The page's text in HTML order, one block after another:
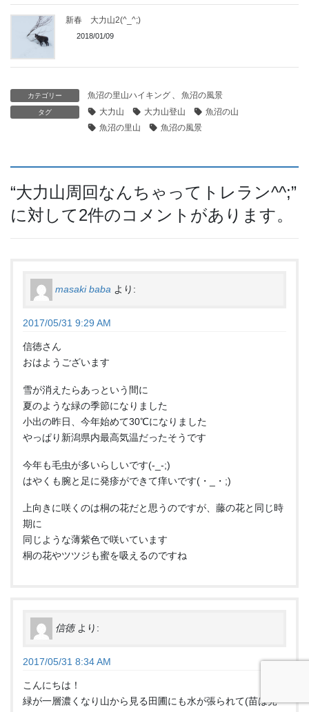
新春 大力山2(^_^;)
2018/01/09
カテゴリー 魚沼の里山ハイキング 、 魚沼の風景
タグ 大力山 大力山登山
魚沼の山
魚沼の里山
魚沼の風景
“大力山周回なんちゃってトレラン^^;”
に対して2件のコメントがあります。
masaki baba より:
2017/05/31 9:29 AM
信徳さん
おはようございます
雪が消えたらあっという間に
夏のような緑の季節になりました
小出の昨日、今年始めて30℃になりました
やっぱり新潟県内最高気温だったそうです
今年も毛虫が多いらしいです(-_-;)
はやくも腕と足に発疹ができて痒いです(・_・;)
上向きに咲くのは桐の花だと思うのですが、藤の花と同じ時
期に
同じような薄紫色で咲いています
桐の花やツツジも蜜を吸えるのですね
信徳 より:
2017/05/31 8:34 AM
こんにちは！
緑が一層濃くなり山から見る田圃にも水が張られて(苗は見